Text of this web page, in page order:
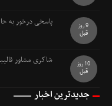
پاسخی درخور به
9 روز
قبل
شاکری مشاور
10 روز
قبل
جدیدترین اخبار